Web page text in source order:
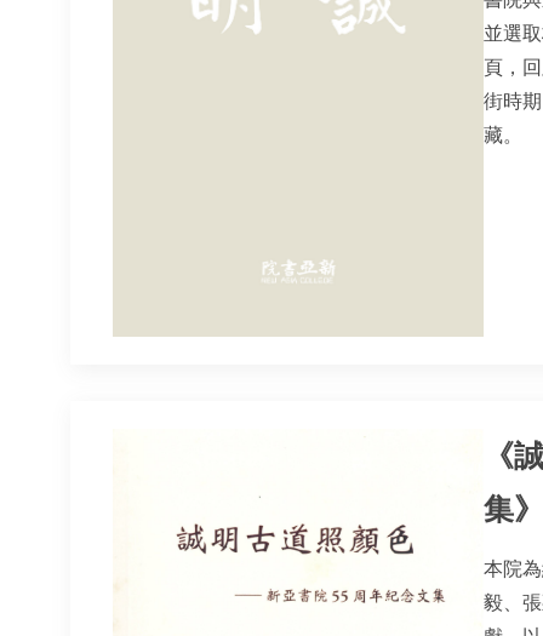
並選
頁，
街時
藏。
《
集》
本院
毅、